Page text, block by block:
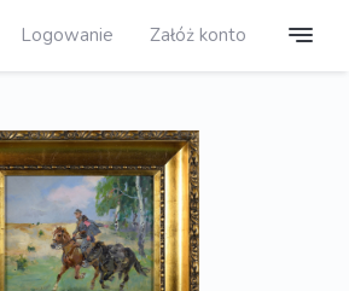
Logowanie Załóż konto